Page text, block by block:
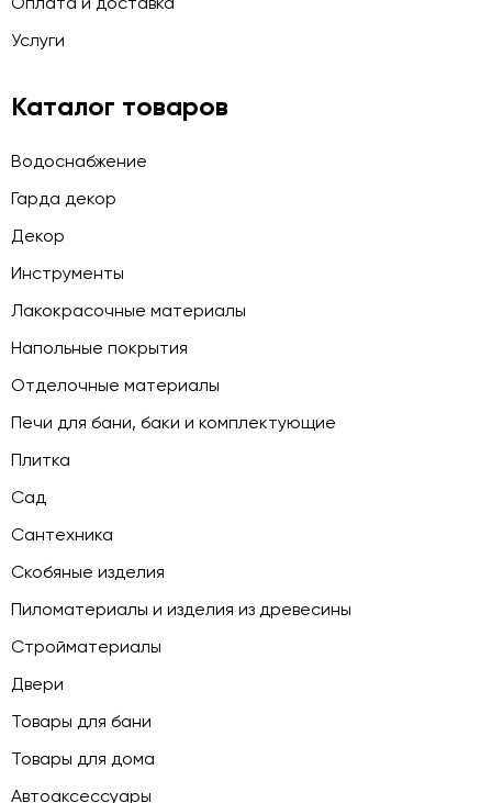
Услуги
Каталог товаров
Водоснабжение
Гарда декор
Декор
Инструменты
Лакокрасочные материалы
Напольные покрытия
Отделочные материалы
Печи для бани, баки и комплектующие
Плитка
Сад
Сантехника
Скобяные изделия
Пиломатериалы и изделия из древесины
Стройматериалы
Двери
Товары для бани
Товары для дома
Автоаксессуары